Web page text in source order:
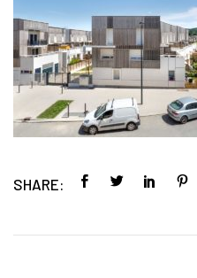
SHARE: